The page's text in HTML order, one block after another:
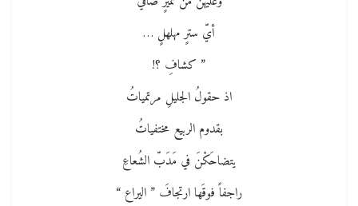
أيّ سترٍ مهلهلٍ …
” كشافِ ؟!
اذ حقولُ الجليلِ مرتمياتُ
بقدوم الربيع مختفياتُ
يتضاحَكْنَ في مَدَبّ الشُعاعِ
راجفاً فوقَها ارتجافَ ” اليراع “